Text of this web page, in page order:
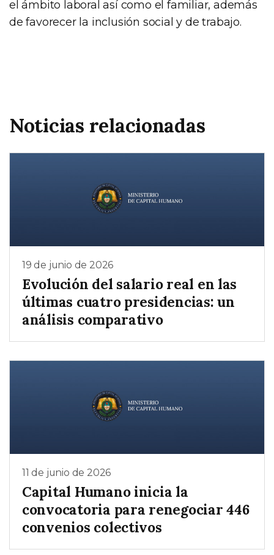
el ámbito laboral así como el familiar, además
de favorecer la inclusión social y de trabajo.
Noticias relacionadas
19 de junio de 2026
Evolución del salario real en las
últimas cuatro presidencias: un
análisis comparativo
11 de junio de 2026
Capital Humano inicia la
convocatoria para renegociar 446
convenios colectivos